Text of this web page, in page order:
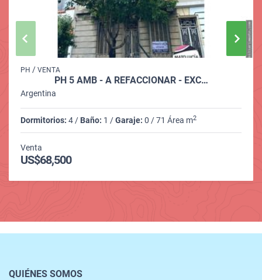
PH / VENTA
PH 5 AMB - A REFACCIONAR - EXC…
Argentina
Dormitorios: 4 / Baño: 1 /Garaje: 0 / 71 Área m2
Venta
US$68,500
QUIÉNES SOMOS